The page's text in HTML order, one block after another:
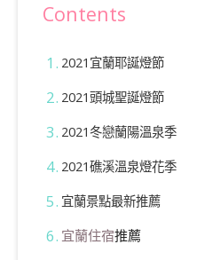
Contents
2021宜蘭耶誕燈節
2021頭城聖誕燈節
2021冬戀蘭陽溫泉季
2021礁溪溫泉燈花季
宜蘭景點最新推薦
宜蘭住宿推薦